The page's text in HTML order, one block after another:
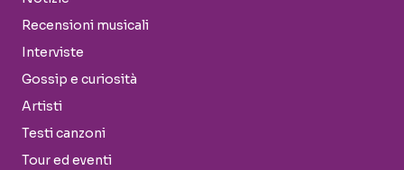
Recensioni musicali
Interviste
Gossip e curiosità
Artisti
Testi canzoni
Tour ed eventi